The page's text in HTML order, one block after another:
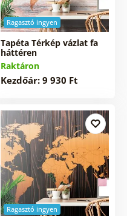
Ragasztó ingyen
Tapéta Térkép vázlat fa
háttéren
Raktáron
Kezdőár: 9 930 Ft
Ragasztó ingyen